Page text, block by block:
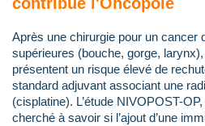
Après une chirurgie pour un cancer
supérieures (bouche, gorge,
présentent un risque élevé de
standard adjuvant associant une
(cisplatine). L’étude NIVOPOST-
cherché à savoir si l’ajout d’une